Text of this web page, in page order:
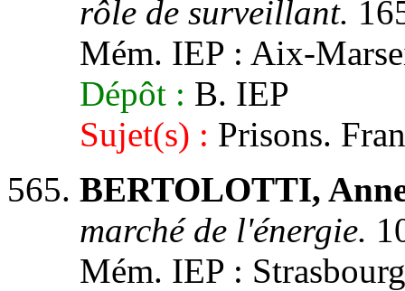
rôle de surveillant.
Mém. IEP : Aix-
Dépôt : B. IEP
Sujet(s) : Prisons.
BERTOLOTTI,
marché de l'énergie.
Mém. IEP :